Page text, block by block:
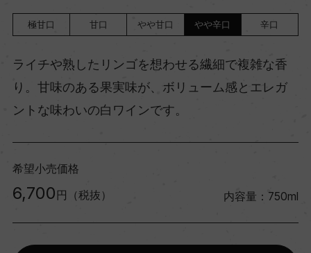
極甘口 甘口 やや甘口 やや辛口 辛口
ライチや熟したリンゴを想わせる繊細で複雑な香
り。甘味のある果実味が、ボリューム感とエレガ
ントな味わいの白ワインです。
希望小売価格
6,700 円（税抜） 内容量：750ml